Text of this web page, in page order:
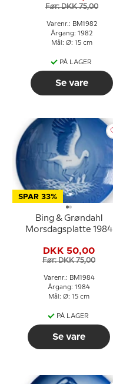
Før: DKK 75,00
Varenr.: BM1982
Årgang: 1982
Mål: Ø: 15 cm
PÅ LAGER
Se vare
SPAR 33%
Bing & Grøndahl
Morsdagsplatte 1984
DKK 50,00
Før: DKK 75,00
Varenr.: BM1984
Årgang: 1984
Mål: Ø: 15 cm
PÅ LAGER
Se vare